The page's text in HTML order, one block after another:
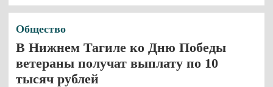
Общество
В Нижнем Тагиле ко Дню Победы
ветераны получат выплату по 10
тысяч рублей